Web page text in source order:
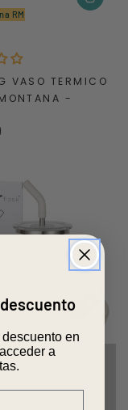
RM
VASO TERMICO
-
en
a